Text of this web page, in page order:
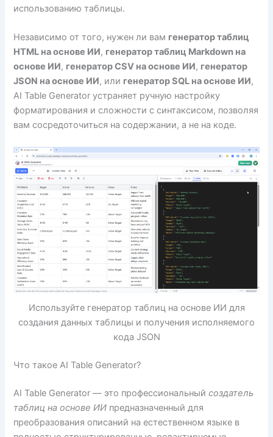
использованию таблицы.
Независимо от того, нужен ли вам генератор таблиц
HTML на основе ИИ, генератор таблиц Markdown на
основе ИИ, генератор CSV на основе ИИ, генератор
JSON на основе ИИ, или генератор SQL на основе ИИ,
AI Table Generator устраняет ручную настройку
форматирования и сложности с синтаксисом, позволяя
вам сосредоточиться на содержании, а не на коде.
Используйте генератор таблиц на основе ИИ для
создания данных таблицы и получения исполняемого
кода JSON
Что такое AI Table Generator?
AI Table Generator — это профессиональныйсоздатель
таблиц на основе ИИ предназначенный для
преобразования описаний на естественном языке в